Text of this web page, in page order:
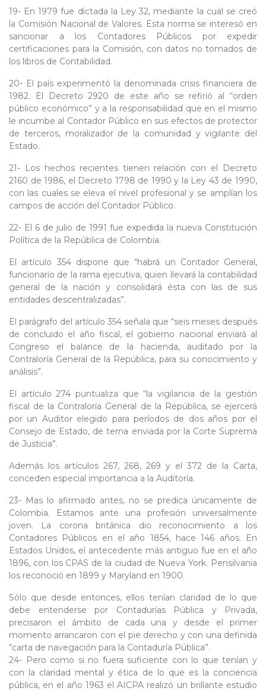
19- En 1979 fue dictada la Ley 32, mediante la cual se creó
la Comisión Nacional de Valores. Esta norma se interesó en
sancionar a los Contadores Públicos por expedir
certificaciones para la Comisión, con datos no tomados de
los libros de Contabilidad.
20- El país experimentó la denominada crisis financiera de
1982. El Decreto 2920 de este año se refirió al “orden
público económico” y a la responsabilidad que en el mismo
le incumbe al Contador Público en sus efectos de protector
de terceros, moralizador de la comunidad y vigilante del
Estado.
21- Los hechos recientes tienen relación con el Decreto
2160 de 1986, el Decreto 1798 de 1990 y la Ley 43 de 1990,
con las cuales se eleva el nivel profesional y se amplían los
campos de acción del Contador Público.
22- El 6 de julio de 1991 fue expedida la nueva Constitución
Política de la República de Colombia.
El artículo 354 dispone que “habrá un Contador General,
funcionario de la rama ejecutiva, quien llevará la contabilidad
general de la nación y consolidará ésta con las de sus
entidades descentralizadas”.
El parágrafo del artículo 354 señala que “seis meses después
de concluido el año fiscal, el gobierno nacional enviará al
Congreso el balance de la hacienda, auditado por la
Contraloría General de la República, para su conocimiento y
análisis”.
El artículo 274 puntualiza que “la vigilancia de la gestión
fiscal de la Contraloría General de la República, se ejercerá
por un Auditor elegido para períodos de dos años por el
Consejo de Estado, de terna enviada por la Corte Suprema
de Justicia”.
Además los artículos 267, 268, 269 y el 372 de la Carta,
conceden especial importancia a la Auditoría.
23- Mas lo afirmado antes, no se predica únicamente de
Colombia. Estamos ante una profesión universalmente
joven. La corona británica dio reconocimiento a los
Contadores Públicos en el año 1854, hace 146 años. En
Estados Unidos, el antecedente más antiguo fue en el año
1896, con los CPAS de la ciudad de Nueva York. Pensilvania
los reconoció en 1899 y Maryland en 1900.
Sólo que desde entonces, ellos tenían claridad de lo que
debe entenderse por Contadurías Pública y Privada,
precisaron el ámbito de cada una y desde el primer
momento arrancaron con el pie derecho y con una definida
“carta de navegación para la Contaduría Pública”.
24- Pero como si no fuera suficiente con lo que tenían y
con la claridad mental y ética de lo que es la conciencia
pública, en el año 1963 el AICPA realizó un brillante estudio